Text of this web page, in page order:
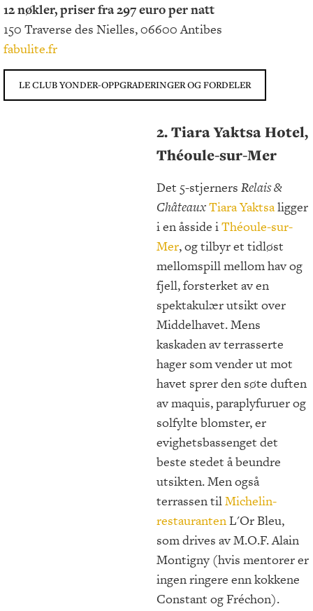
12 nøkler, priser fra 297 euro per natt
150 Traverse des Nielles, 06600 Antibes
fabulite.fr
LE CLUB YONDER-OPPGRADERINGER OG FORDELER
2. Tiara Yaktsa Hotel,
Théoule-sur-Mer
Det 5-stjerners Relais &
ChâteauxTiara Yaktsaligger
i en åsside iThéoule-sur-
Mer, og tilbyr et tidløst
mellomspill mellom hav og
fjell, forsterket av en
spektakulær utsikt over
Middelhavet. Mens
kaskaden av terrasserte
hager som vender ut mot
havet sprer den søte duften
av maquis, paraplyfuruer og
solfylte blomster, er
evighetsbassenget det
beste stedet å beundre
utsikten. Men også
terrassen tilMichelin-
restaurantenL'Or Bleu,
som drives av M.O.F. Alain
Montigny (hvis mentorer er
ingen ringere enn kokkene
Constant og Fréchon).